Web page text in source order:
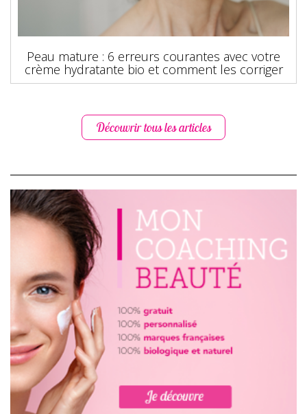
Peau mature : 6 erreurs courantes avec votre
crème hydratante bio et comment les corriger
Découvrir tous les articles